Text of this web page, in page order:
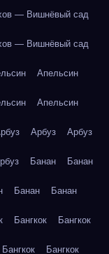
— Вишнёвый сад
— Вишнёвый сад
Апельсин
Апельсин
Арбуз Арбуз
Банан Банан
Банан Банан
Бангкок Бангкок
Бангкок Бангкок